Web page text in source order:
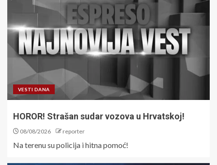
VESTI DANA
HOROR! Strašan sudar vozova u Hrvatskoj!
08/08/2026 reporter
Na terenu su policija i hitna pomoć!